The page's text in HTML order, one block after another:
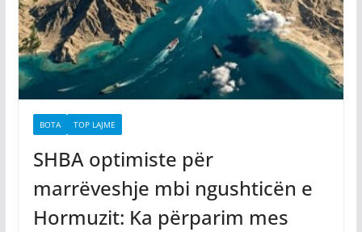
BOTA TOP LAJME
SHBA optimiste për
marrëveshje mbi ngushticën e
Hormuzit: Ka përparim mes